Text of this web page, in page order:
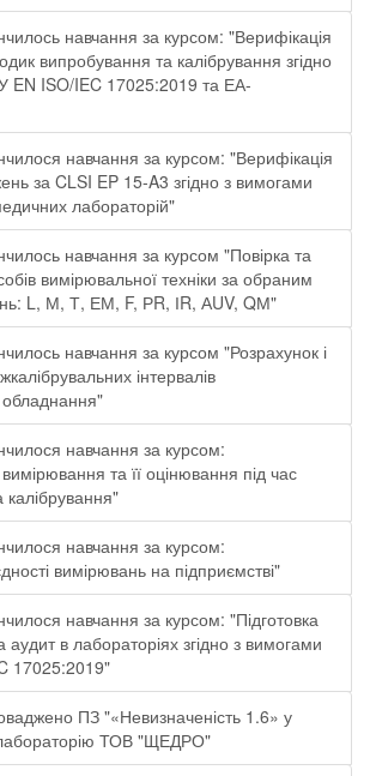
навчання за курсом: "Верифікація
випробування та калібрування згідно
EN ISO/IEC 17025:2019 та ЕА-
навчання за курсом: "Верифікація
за CLSI EP 15-A3 згідно з вимогами
лабораторій"
навчання за курсом "Повірка та
вимірювальної техніки за обраним
L, М, Т, ЕМ, F, РR, ІR, АUV, QМ"
навчання за курсом "Розрахунок і
інтервалів
навчання за курсом:
та її оцінювання під час
навчання за курсом:
вимірювань на підприємстві"
навчання за курсом: "Підготовка
аудит в лабораторіях згідно з вимогами
17025:2019"
ПЗ "«Невизначеність 1.6» у
ТОВ "ЩЕДРО"